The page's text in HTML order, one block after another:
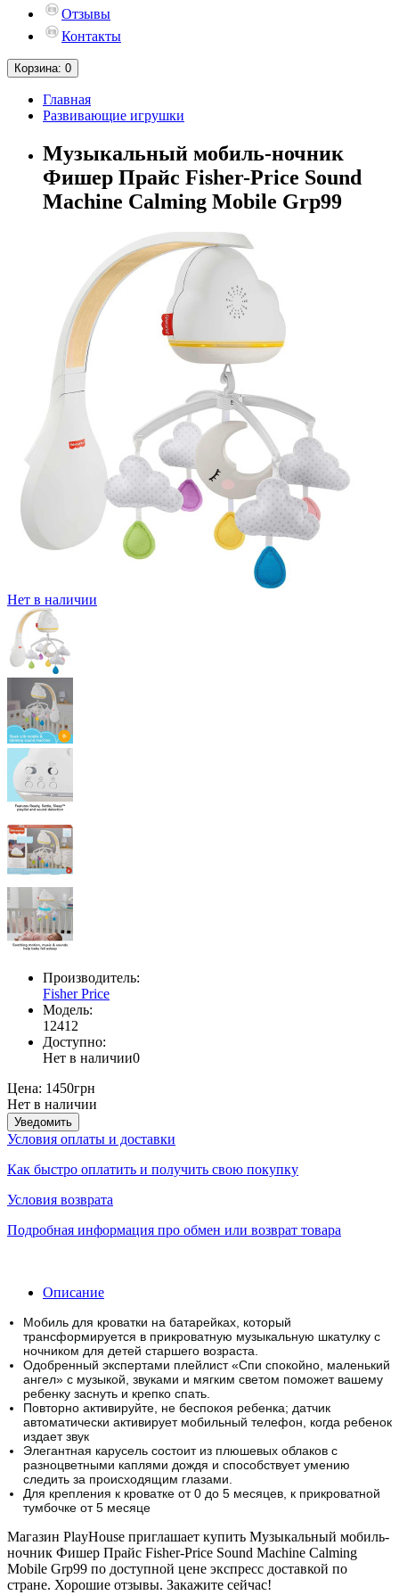
Отзывы
Контакты
Корзина: 0
Главная
Развивающие игрушки
Музыкальный мобиль-ночник
Фишер Прайс Fisher-Price Sound
Machine Calming Mobile Grp99
Нет в наличии
Производитель:
Fisher Price
Модель:
12412
Доступно:
Нет в наличии0
Цена: 1450грн
Нет в наличии
Уведомить
Условия оплаты и доставки
Как быстро оплатить и получить свою покупку
Условия возврата
Подробная информация про обмен или возврат товара
Описание
Мобиль для кроватки на батарейках, который
трансформируется в прикроватную музыкальную шкатулку с
ночником для детей старшего возраста.
Одобренный экспертами плейлист «Спи спокойно, маленький
ангел» с музыкой, звуками и мягким светом поможет вашему
ребенку заснуть и крепко спать.
Повторно активируйте, не беспокоя ребенка; датчик
автоматически активирует мобильный телефон, когда ребенок
издает звук
Элегантная карусель состоит из плюшевых облаков с
разноцветными каплями дождя и способствует умению
следить за происходящим глазами.
Для крепления к кроватке от 0 до 5 месяцев, к прикроватной
тумбочке от 5 месяце
Магазин PlayHouse приглашает купить Музыкальный мобиль-
ночник Фишер Прайс Fisher-Price Sound Machine Calming
Mobile Grp99 по доступной цене экспресс доставкой по
стране. Хорошие отзывы. Закажите сейчас!